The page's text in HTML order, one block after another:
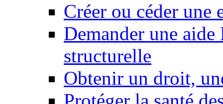
Créer ou céder une
Demander une
structurelle
Obtenir un droit,